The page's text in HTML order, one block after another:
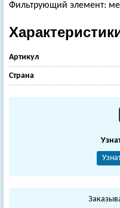
Фильтрующий элемент:
Артикул
Страна